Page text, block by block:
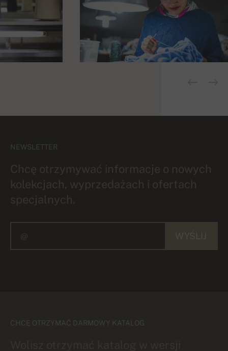
NEWSLETTER
Chcę otrzymywać informacje o nowych
kolekcjach, wyprzedażach i ofertach
specjalnych.
CHCĘ OTRZYMAĆ DARMOWY KATALOG